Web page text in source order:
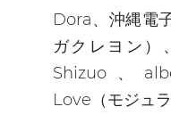
Dora、沖縄電
ガクレヨン）
Shizuo、
Love（モジュ